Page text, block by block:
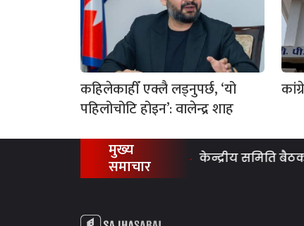
कहिलेकाहीँ एक्लै लड्नुपर्छ, ‘यो
पहिलोचोटि होइन’: वालेन्द्र शाह
मुख्य
समाचार केन्द्रीय समिति